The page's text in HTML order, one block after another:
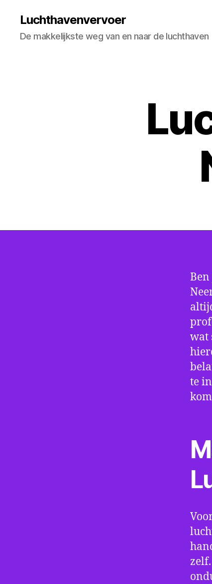
Luchthavenvervoer
De makkelijkste weg van en naar de luchthaven
wat
te